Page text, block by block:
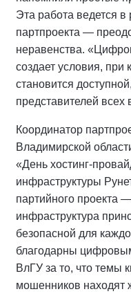
Эта работа ведется
партпроекта —
неравенства.
создает условия,
становится
представителей всех
Координатор
Владимирской
«День хостинг-
инфраструктуры
партийного проекта
инфраструктура
безопасной для
благодарны
ВлГУ за то, что темы
мошенников находят